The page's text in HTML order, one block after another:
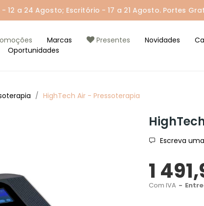
12 a 24 Agosto; Escritório - 17 a 21 Agosto. Portes
Marcas Presentes Novidades
Oportunidades
HighTech Air - Pressoterapia
Escreva
1
Com IVA